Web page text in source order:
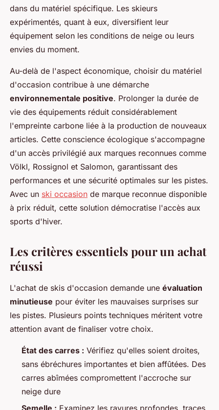
dans du matériel spécifique. Les skieurs
expérimentés, quant à eux, diversifient leur
équipement selon les conditions de neige ou leurs
envies du moment.
Au-delà de l'aspect économique, choisir du matériel
d'occasion contribue à une démarche
environnementale positive. Prolonger la durée de
vie des équipements réduit considérablement
l'empreinte carbone liée à la production de nouveaux
articles. Cette conscience écologique s'accompagne
d'un accès privilégié aux marques reconnues comme
Völkl, Rossignol et Salomon, garantissant des
performances et une sécurité optimales sur les pistes.
Avec un ski occasion de marque reconnue disponible
à prix réduit, cette solution démocratise l'accès aux
sports d'hiver.
Les critères essentiels pour un achat
réussi
L'achat de skis d'occasion demande une évaluation
minutieuse pour éviter les mauvaises surprises sur
les pistes. Plusieurs points techniques méritent votre
attention avant de finaliser votre choix.
État des carres : Vérifiez qu'elles soient droites,
sans ébréchures importantes et bien affûtées. Des
carres abîmées compromettent l'accroche sur
neige dure
Semelle : Examinez les rayures profondes, traces